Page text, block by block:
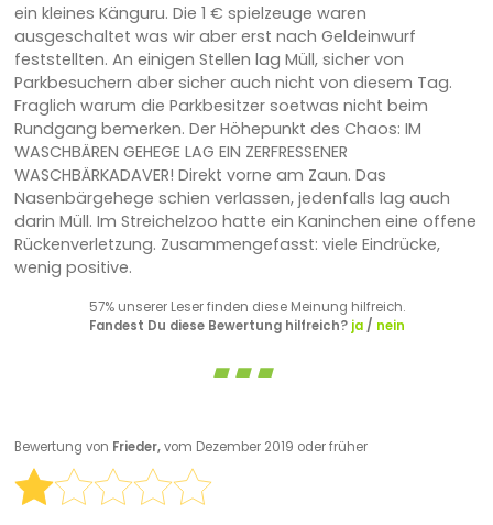
ein kleines Känguru. Die 1 € spielzeuge waren
ausgeschaltet was wir aber erst nach Geldeinwurf
feststellten. An einigen Stellen lag Müll, sicher von
Parkbesuchern aber sicher auch nicht von diesem Tag.
Fraglich warum die Parkbesitzer soetwas nicht beim
Rundgang bemerken. Der Höhepunkt des Chaos: IM
WASCHBÄREN GEHEGE LAG EIN ZERFRESSENER
WASCHBÄRKADAVER! Direkt vorne am Zaun. Das
Nasenbärgehege schien verlassen, jedenfalls lag auch
darin Müll. Im Streichelzoo hatte ein Kaninchen eine offene
Rückenverletzung. Zusammengefasst: viele Eindrücke,
wenig positive.
57% unserer Leser finden diese Meinung hilfreich.
Fandest Du diese Bewertung hilfreich? ja/ nein
Bewertung von Frieder,vom Dezember 2019 oder früher